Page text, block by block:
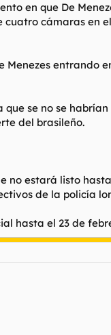
en que De
cuatro cámaras en
entrando
se no se
del brasileño.
no estará listo
de la policía
hasta el 23 de